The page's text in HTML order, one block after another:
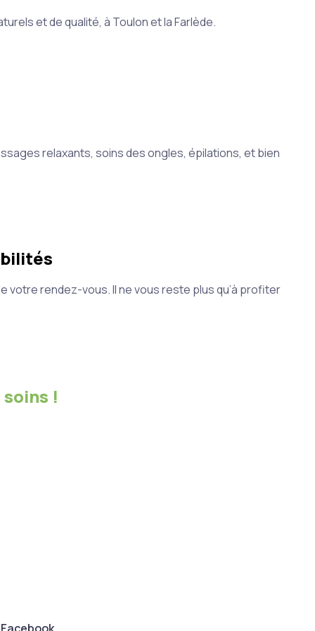
et de qualité, à Toulon et la Farlède.
relaxants, soins des ongles, épilations, et bien
votre rendez-vous. Il ne vous reste plus qu’à profiter
!